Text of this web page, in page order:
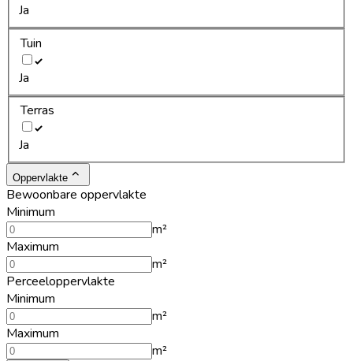
Ja
Tuin
Ja
Terras
Ja
Oppervlakte
Bewoonbare oppervlakte
Minimum
m²
Maximum
m²
Perceeloppervlakte
Minimum
m²
Maximum
m²